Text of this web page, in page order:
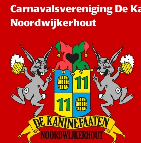
Carnavalsvereniging De
Noordwijkerhout